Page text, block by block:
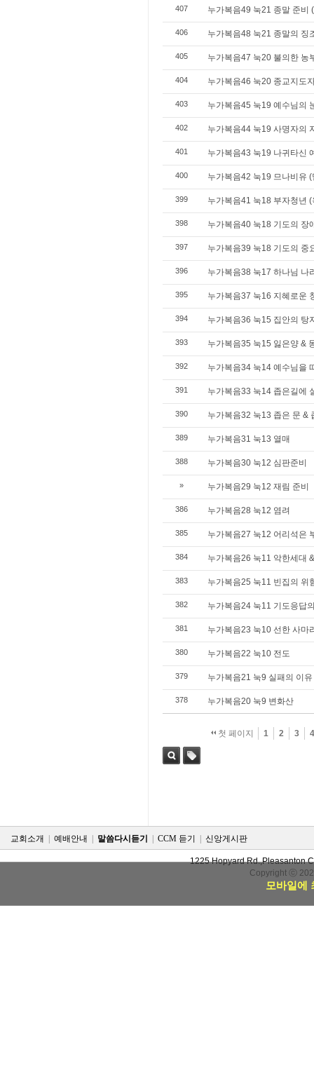
407 누가복음49 눅21 종말 준비
406 누가복음48 눅21 종말의 징
405 누가복음47 눅20 불의한 농
404 누가복음46 눅20 종교지도
403 누가복음45 눅19 예수님의
402 누가복음44 눅19 사명자의
401 누가복음43 눅19 나귀타신
400 누가복음42 눅19 므나비유
399 누가복음41 눅18 부자청년
398 누가복음40 눅18 기도의 장
397 누가복음39 눅18 기도의 중
396 누가복음38 눅17 하나님 나
395 누가복음37 눅16 지혜로운
394 누가복음36 눅15 집안의 탕
393 누가복음35 눅15 잃은양 &
392 누가복음34 눅14 예수님을
391 누가복음33 눅14 좁은길에
390 누가복음32 눅13 좁은 문 &
389 누가복음31 눅13 열매
388 누가복음30 눅12 심판준비
» 누가복음29 눅12 재림 준비
386 누가복음28 눅12 염려
385 누가복음27 눅12 어리석은
384 누가복음26 눅11 악한세대
383 누가복음25 눅11 빈집의 위
382 누가복음24 눅11 기도응답
381 누가복음23 눅10 선한 사마
380 누가복음22 눅10 전도
379 누가복음21 눅9 실패의 이유
378 누가복음20 눅9 변화산
첫 페이지 1 2 3
교회소개 예배안내 말씀다시듣기 CCM 듣기 신앙게시판
1225 Hopyard Rd.,Pleasanton
Copyright ⓒ
모바일에